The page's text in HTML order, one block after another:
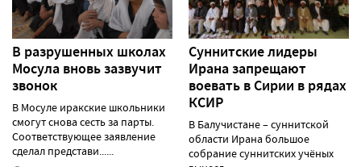
В разрушенных школах
Мосула вновь зазвучит
звонок
В Мосуле иракские школьники
смогут снова сесть за парты.
Соответствующее заявление
сделал представи......
Cуннитские лидеры
Ирана запрещают
воевать в Сирии в рядах
КСИР
В Балучистане – суннитской
области Ирана большое
собрание суннитских учёных